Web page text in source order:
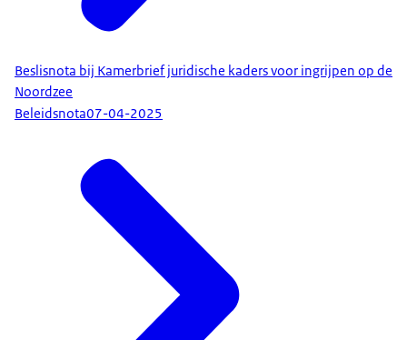
Beslisnota bij Kamerbrief juridische kaders voor ingrijpen op de
Noordzee
Beleidsnota07-04-2025